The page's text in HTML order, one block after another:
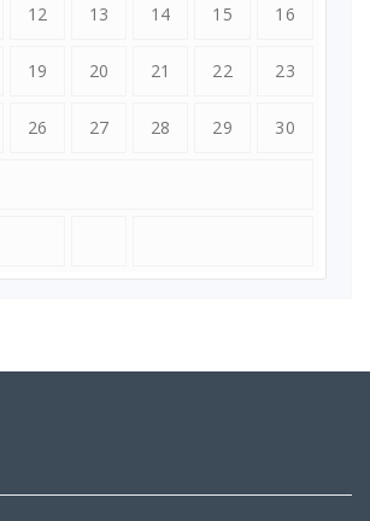
12 13 14 15 16
19 20 21 22 23
26 27 28 29 30